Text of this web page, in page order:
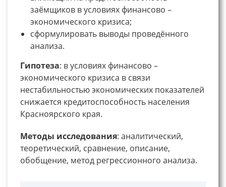
заёмщиков в условиях финансово –
экономического кризиса;
сформулировать выводы проведённого
анализа.
Гипотеза: в условиях финансово –
экономического кризиса в связи
нестабильностью экономических показателей
снижается кредитоспособность населения
Красноярского края.
Методы исследования: аналитический,
теоретический, сравнение, описание,
обобщение, метод регрессионного анализа.